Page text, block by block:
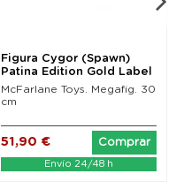
Figura Cygor (Spawn)
Patina Edition Gold Label
McFarlane Toys
McFarlane Toys. Megafig. 30
cm
51,90 € Comprar
Envío 24/48 h